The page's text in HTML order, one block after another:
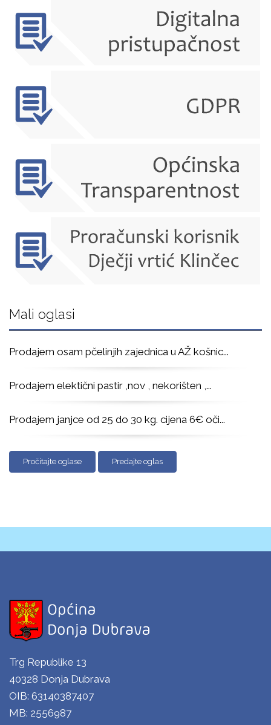
Mali oglasi
Prodajem osam pčelinjih zajednica u AŽ košnic...
Prodajem elektični pastir ,nov , nekorišten ,...
Prodajem janjce od 25 do 30 kg. cijena 6€ oči...
Pročitajte oglase Predajte oglas
Trg Republike 13
40328 Donja Dubrava
OIB: 63140387407
MB: 2556987